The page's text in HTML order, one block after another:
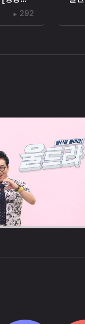
292